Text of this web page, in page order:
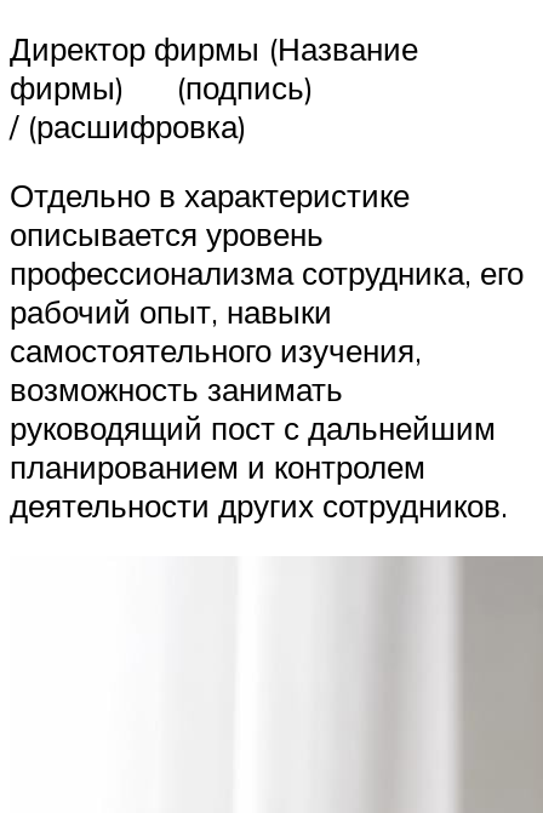
Директор фирмы (Название
фирмы) (подпись)
/ (расшифровка)
Отдельно в характеристике
описывается уровень
профессионализма сотрудника, его
рабочий опыт, навыки
самостоятельного изучения,
возможность занимать
руководящий пост с дальнейшим
планированием и контролем
деятельности других сотрудников.